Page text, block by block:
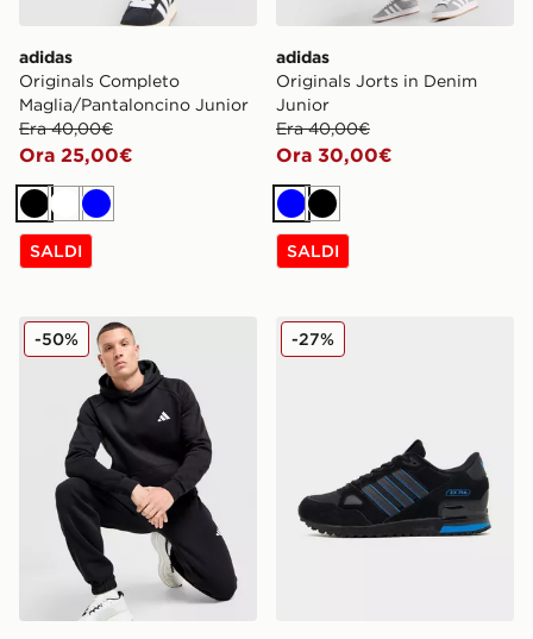
adidas
Originals Completo
Maglia/Pantaloncino Junior
Era 40,00€
Ora 25,00€
NeroBianco
Blu
SALDI
adidas
Originals Jorts in Denim
Junior
Era 40,00€
Ora 30,00€
BluNero
SALDI
adidas Felpa con Cappuccio Colour Block
-50% adidas Originals ZX 750
-27%